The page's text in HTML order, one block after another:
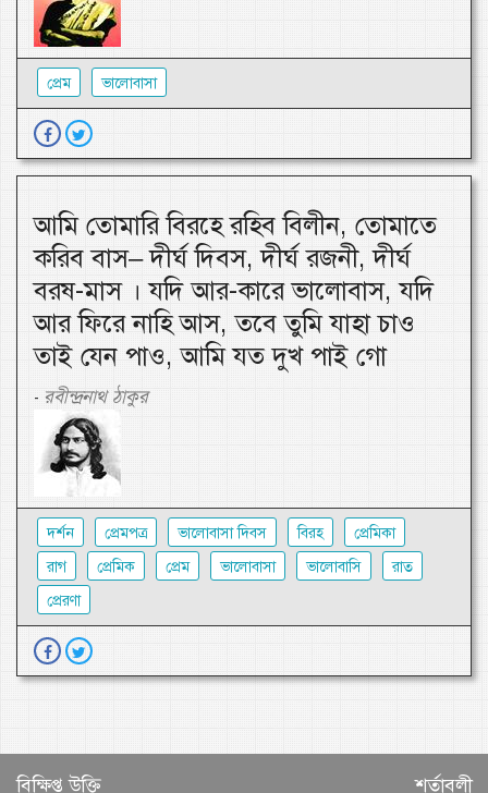
প্রেম ভালোবাসা
আমি তোমারি বিরহে রহিব বিলীন, তোমাতে
করিব বাস– দীর্ঘ দিবস, দীর্ঘ রজনী, দীর্ঘ
বরষ-মাস । যদি আর-কারে ভালোবাস, যদি
আর ফিরে নাহি আস, তবে তুমি যাহা চাও
তাই যেন পাও, আমি যত দুখ পাই গো
- রবীন্দ্রনাথ ঠাকুর
দর্শন প্রেমপত্র ভালোবাসা দিবস বিরহ
প্রেমিকা
রাগ
প্রেমিক প্রেম ভালোবাসা ভালোবাসি
রাত
প্রেরণা
বিক্ষিপ্ত উক্তি শর্তাবলী